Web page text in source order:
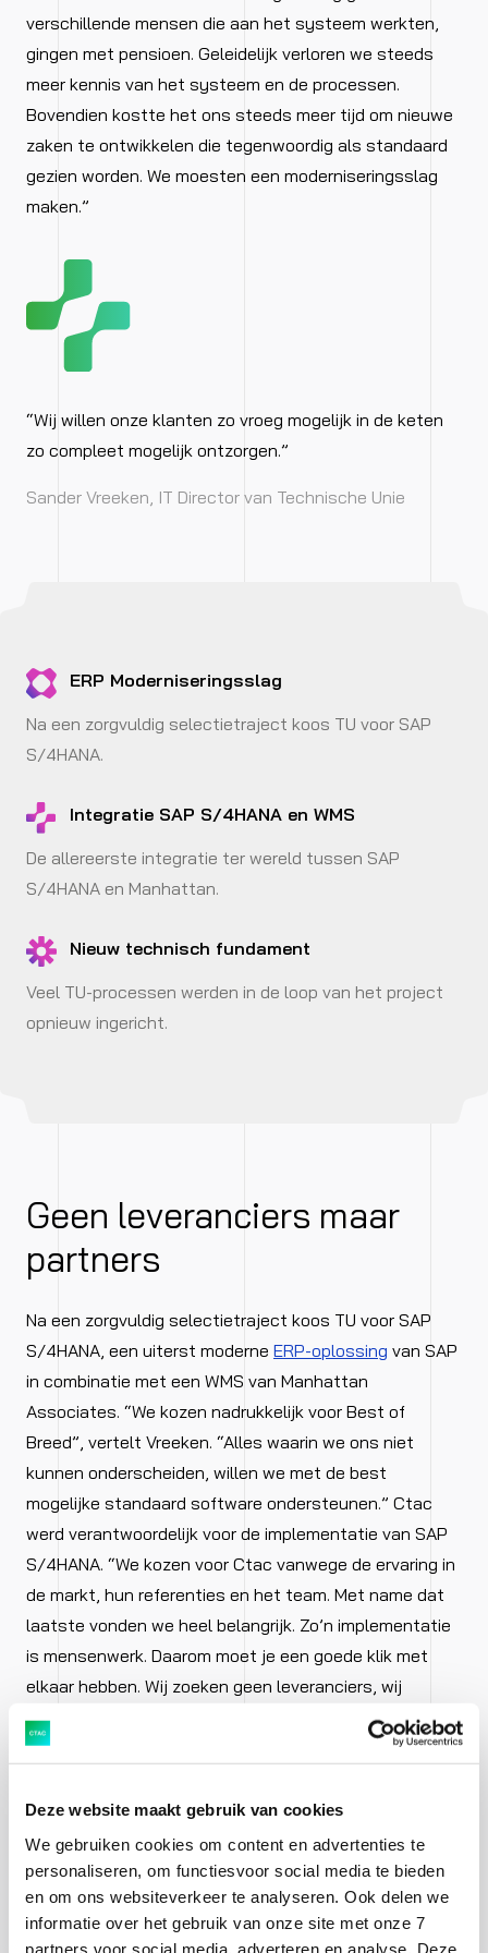
Deze website maakt gebruik van cookies
We gebruiken cookies om content en advertenties te
personaliseren, om functiesvoor social media te bieden
en om ons websiteverkeer te analyseren. Ook delen we
informatie over het gebruik van onze site met onze 7
partners voor social media, adverteren en analyse. Deze
verschillende mensen die aan het systeem werkten,
gingen met pensioen. Geleidelijk verloren we steeds
meer kennis van het systeem en de processen.
Bovendien kostte het ons steeds meer tijd om nieuwe
zaken te ontwikkelen die tegenwoordig als standaard
gezien worden. We moesten een moderniseringsslag
maken.”
“Wij willen onze klanten zo vroeg mogelijk in de keten
zo compleet mogelijk ontzorgen.”
Sander Vreeken, IT Director van Technische Unie
ERP Moderniseringsslag
Na een zorgvuldig selectietraject koos TU voor SAP
S/4HANA.
Integratie SAP S/4HANA en WMS
De allereerste integratie ter wereld tussen SAP
S/4HANA en Manhattan.
Nieuw technisch fundament
Veel TU-processen werden in de loop van het project
opnieuw ingericht.
Geen leveranciers maar
partners
Na een zorgvuldig selectietraject koos TU voor SAP
S/4HANA, een uiterst moderne ERP-oplossing van SAP
in combinatie met een WMS van Manhattan
Associates. “We kozen nadrukkelijk voor Best of
Breed”, vertelt Vreeken. “Alles waarin we ons niet
kunnen onderscheiden, willen we met de best
mogelijke standaard software ondersteunen.” Ctac
werd verantwoordelijk voor de implementatie van SAP
S/4HANA. “We kozen voor Ctac vanwege de ervaring in
de markt, hun referenties en het team. Met name dat
laatste vonden we heel belangrijk. Zo’n implementatie
is mensenwerk. Daarom moet je een goede klik met
elkaar hebben. Wij zoeken geen leveranciers, wij
zoeken partners die ons challengen. Die aanpak heeft
gewerkt”, vindt Vreeken. Hij heeft het gevoel dat
het project de standaard klant-leverancierrelatie
ontgroeiden.”Het is best een unieke situatie dat
mensen van Manhattan, SAP en Ctac ineens zo goed
met elkaar praten. Er ontstond een situatie waarin we
met elkaar naar oplossingen zochten en er samen een